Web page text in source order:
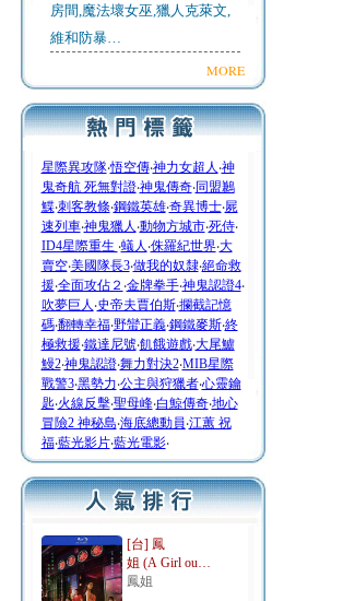
房間,魔法壞女巫,獵人克萊文,
維和防暴…
MORE
星際異攻隊‧悟空傳‧神力女超人 ‧神
鬼奇航 死無對證‧神鬼傳奇‧同盟鶼
鰈‧刺客教條‧鋼鐵英雄‧奇異博士‧屍
速列車‧神鬼獵人 ‧動物方城市‧死侍‧
ID4星際重生 ‧蟻人 ‧侏羅紀世界‧大
賣空‧美國隊長3‧做我的奴隸‧絕命救
援‧全面攻佔２ ‧金牌拳手‧神鬼認證4‧
吹夢巨人 ‧史帝夫賈伯斯‧攔截記憶
碼‧翻轉幸福‧野蠻正義‧鋼鐵麥斯‧終
極救援‧鐵達尼號‧飢餓遊戲‧大尾鱸
鰻2‧神鬼認證‧舞力對決2‧MIB星際
戰警3‧黑勢力‧公主與狩獵者‧心靈鑰
匙‧火線反擊‧聖母峰‧白鯨傳奇‧地心
冒險2 神秘島‧海底總動員‧江蕙 祝
福‧藍光影片‧藍光電影‧
[台] 鳳
姐 (A Girl ou…
鳳姐